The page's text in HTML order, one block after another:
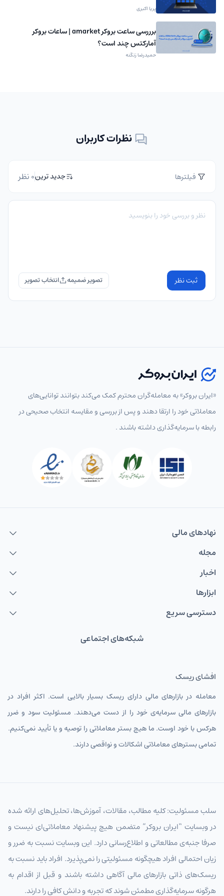
پریا اکبری
برررسی ساعت بروکر amarket | ساعات بروکر
آمارکتس چند است؟
حمیدرضا زنگنه
نظرات کاربران
فیلترها جدید ترین0 نظر
ثبت نظر تصویر ضمیمه
«ایران بروکر» به معامله‌گران محترم کمک می‌کند بتوانند توانایی‌های
معاملاتی خود را ارتقا دهند و پس از بررسی و مقایسه انتخاب‌ صحیحی در
رابطه با سرمایه‌گذاری داشته باشند .
نهاد‌های مالی
مجله
اخبار
ابزارها
دسترسی سریع
شبکه‌های اجتماعی
افشای ریسک
معامله در بازارهای مالی دارای ریسک بسیار بالایی است. اکثر افراد در
بازارهای مالی سرمایه‌ی خود را از دست می‌دهند. مسئولیت سود و ضرر
هرکس با خود اوست. ما هیچ بستر معاملاتی را توصیه و یا تأیید نمی‌کنیم.
تمامی بسترهای معاملاتی اشکالات و نواقصی دارند.
سلب مسئولیت: کلیه مطالب، مقالات، آموزش‌ها، تحلیل‌های ارائه شده
در وبسایت “ایران بروکر” متضمن هیچ پیشنهاد معاملاتی‌ای نیست و
صرفا جنبه‌ی مطالعاتی و اطلاع‌رسانی دارد. این وبسایت نسبت به ضرر و
زیان احتمالی افراد هیچگونه مسئولیتی را نمی‌پذیرد. افراد باید نسبت به
ریسک‌های ذاتی بازارهای مالی آگاهی داشته باشند و قبل از اقدام به
هرگونه سرمایه‌گذاری مطمئن شوند که تجربه و دانش کافی را دارند.